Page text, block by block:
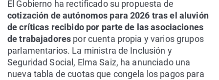
El Gobierno ha rectificado su propuesta de
cotización de autónomos para 2026 tras el aluvión
de críticas recibido por parte de las asociaciones
de trabajadores por cuenta propia y varios grupos
parlamentarios. La ministra de Inclusión y
Seguridad Social, Elma Saiz, ha anunciado una
nueva tabla de cuotas que congela los pagos para